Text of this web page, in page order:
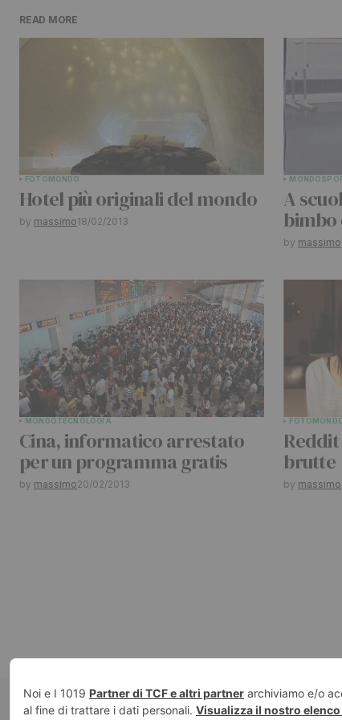
contrassegnati*
READ MORE
FOTOMONDO
Hotel più originali del mondo
by massimo18/02/2013
MONDO
A
bimbo
by massimo
MONDOTECNOLOGIA
Cina, informatico arrestato
per un programma gratis
by massimo20/02/2013
FOTO
brutte
by massimo